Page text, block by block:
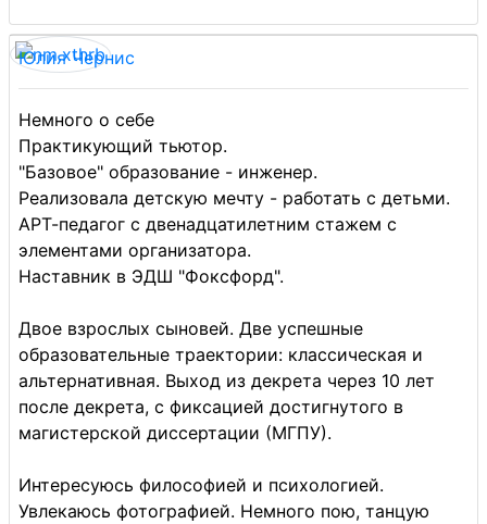
Юлия Чернис
Немного о себе
Практикующий тьютор.
"Базовое" образование - инженер.
Реализовала детскую мечту - работать с детьми.
АРТ-педагог с двенадцатилетним стажем с
элементами организатора.
Наставник в ЭДШ "Фоксфорд".
Двое взрослых сыновей. Две успешные
образовательные траектории: классическая и
альтернативная. Выход из декрета через 10 лет
после декрета, с фиксацией достигнутого в
магистерской диссертации (МГПУ).
Интересуюсь философией и психологией.
Увлекаюсь фотографией. Немного пою, танцую